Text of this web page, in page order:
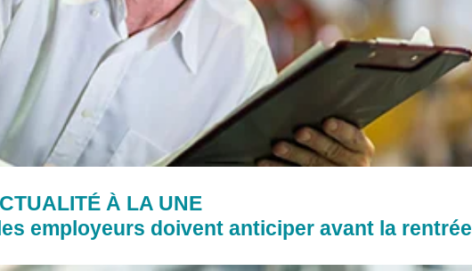
À LA UNE
employeurs doivent anticiper avant la rentrée